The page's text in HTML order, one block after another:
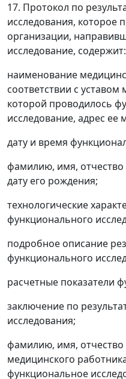
17. Протокол по
исследования, которое
организации,
исследование, содержит:
наименование
соответствии с
которой проводилось
исследование, адрес ее
дату и время
фамилию, имя,
дату его рождения;
технологические
функционального
подробное описание
функционального
расчетные показатели
заключение по
исследования;
фамилию, имя,
медицинского
функциональное